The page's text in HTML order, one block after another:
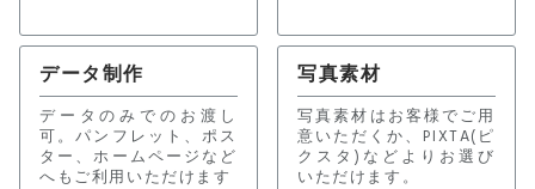
データ制作
データのみでのお渡し
可。パンフレット、ポス
ター、ホームページなど
へもご利用いただけます
写真素材
写真素材はお客様でご用
意いただくか、PIXTA(ピ
クスタ)などよりお選び
いただけます。